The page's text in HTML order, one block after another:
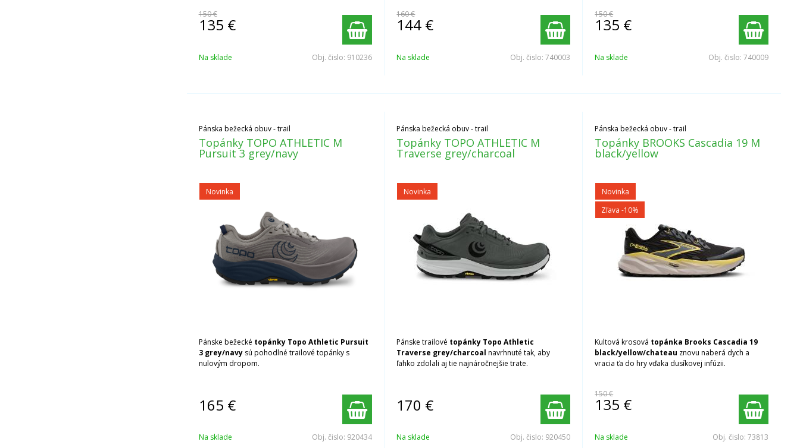
150 €
135 €
Na sklade Obj. čislo: 910236
160 €
144 €
Na sklade Obj. čislo:740003
výkon a pohodlie v teréne.
150 €
135 €
Na sklade Obj. čislo: 740009
Pánska bežecká obuv - trail
Topánky TOPO ATHLETIC M
Pursuit 3 grey/navy
Novinka
Pánske bežecké topánky Topo Athletic Pursuit
3 grey/navysú pohodlné trailové topánky s
nulovým dropom.
165 €
Na sklade Obj. čislo: 920434
Pánska bežecká obuv - trail
Topánky TOPO ATHLETIC M
Traverse grey/charcoal
Novinka
Pánske trailové topánky Topo Athletic
Traverse grey/charcoalnavrhnuté tak, aby
ľahko zdolali aj tie najnáročnejšie trate.
170 €
Na sklade Obj. čislo: 920450
Pánska bežecká obuv - trail
Topánky BROOKS Cascadia 19 M
black/yellow
Novinka
Zľava -10%
Kultová krosová topánka Brooks Cascadia 19
black/yellow/chateau znovu naberá dych a
vracia ťa do hry vďaka dusíkovej infúzii.
150 €
135 €
Na sklade Obj. čislo: 73813